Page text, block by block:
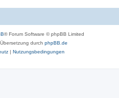
® Forum Software © phpBB Limited
durch phpBB.de
| Nutzungsbedingungen